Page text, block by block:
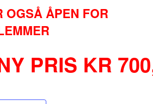
OGSÅ ÅPEN FOR
PRIS KR